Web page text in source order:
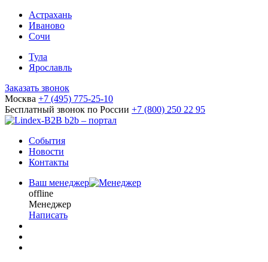
Астрахань
Иваново
Сочи
Тула
Ярославль
Заказать звонок
Москва +7 (495) 775-25-10
Бесплатный звонок по России +7 (800) 250 22 95
b2b – портал
События
Новости
Контакты
Ваш менеджер
offline
Менеджер
Написать